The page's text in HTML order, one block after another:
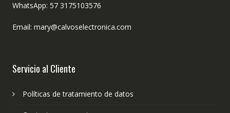
WhatsApp: 57 3175103576
Email: mary@calvoselectronica.com
Servicio al Cliente
Políticas de tratamiento de datos